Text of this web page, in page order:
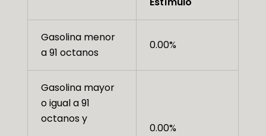
Gasolina menor
a 91 octanos
0.00%
Gasolina mayor
o igual a 91
octanos y
0.00%